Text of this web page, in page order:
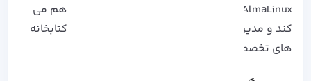
AlmaLinux محیطی پایدار برای پروژه‌ های ++C فراهم می‌
کند و مدیریت پروژه‌ های چندفایلی و استفاده از کتابخانه‌
های تخصصی را ساده می‌ سازد.